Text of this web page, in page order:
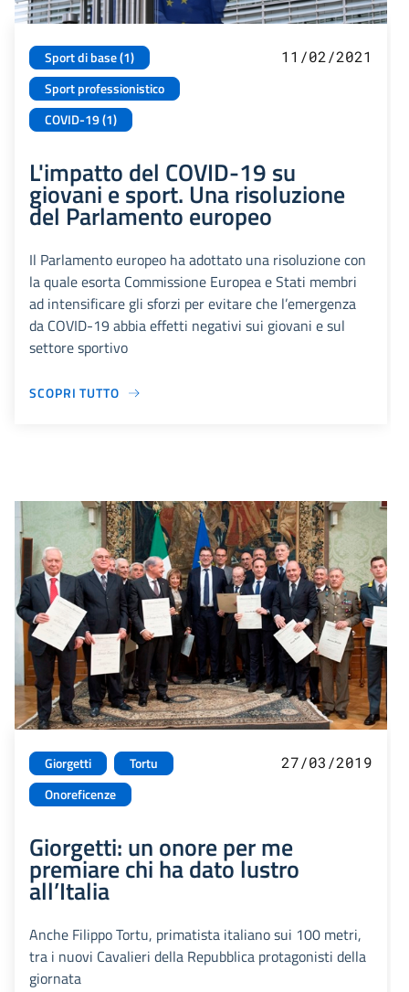
Sport di base (1)
Sport professionistico
COVID-19 (1)
11/02/2021
L'impatto del COVID-19 su
giovani e sport. Una risoluzione
del Parlamento europeo
Il Parlamento europeo ha adottato una risoluzione con
la quale esorta Commissione Europea e Stati membri
ad intensificare gli sforzi per evitare che l’emergenza
da COVID-19 abbia effetti negativi sui giovani e sul
settore sportivo
SCOPRI TUTTO
Giorgetti
Tortu
Onoreficenze
27/03/2019
Giorgetti: un onore per me
premiare chi ha dato lustro
all’Italia
Anche Filippo Tortu, primatista italiano sui 100 metri,
tra i nuovi Cavalieri della Repubblica protagonisti della
giornata